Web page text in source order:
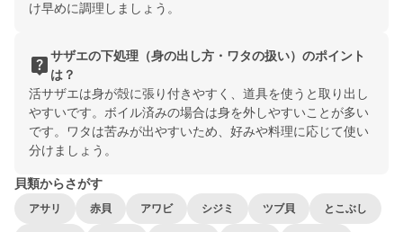
け早めに調理しましょう。
live_helpサザエの下処理（身の出し方・ワタの扱い）のポイント
は？
活サザエは身が殻に張り付きやすく、道具を使うと取り出し
やすいです。ボイル済みの場合は身を外しやすいことが多い
です。ワタは苦みが出やすいため、好みや料理に応じて使い
分けましょう。
貝類からさがす
アサリ 赤貝 アワビ シジミ ツブ貝 とこぶし